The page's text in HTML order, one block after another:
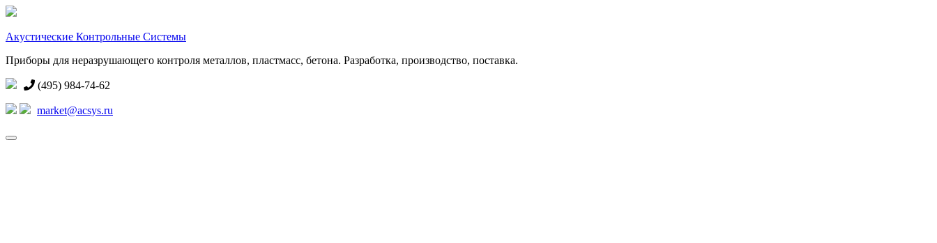
Акустические Контрольные Системы
Приборы для неразрушающего контроля металлов, пластмасс, бетона. Разработка, производство, поставка.
(495) 984-74-62
market@acsys.ru
Toggle